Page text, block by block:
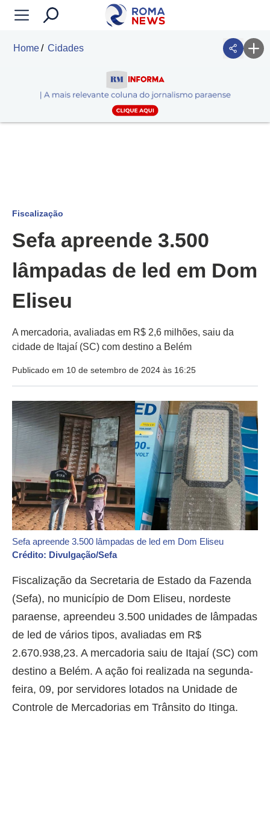
Home Cidades
Fiscalização
Sefa apreende 3.500
lâmpadas de led em Dom
Eliseu
A mercadoria, avaliadas em R$ 2,6 milhões, saiu da
cidade de Itajaí (SC) com destino a Belém
Publicado em 10 de setembro de 2024 às 16:25
Sefa apreende 3.500 lâmpadas de led em Dom Eliseu
Crédito: Divulgação/Sefa
Fiscalização da Secretaria de Estado da Fazenda
(Sefa), no município de Dom Eliseu, nordeste
paraense, apreendeu 3.500 unidades de lâmpadas
de led de vários tipos, avaliadas em R$
2.670.938,23. A mercadoria saiu de Itajaí (SC) com
destino a Belém. A ação foi realizada na segunda-
feira, 09, por servidores lotados na Unidade de
Controle de Mercadorias em Trânsito do Itinga.